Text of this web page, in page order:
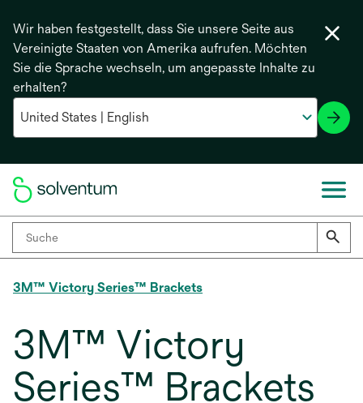
Wir haben festgestellt, dass Sie unsere Seite aus
Vereinigte Staaten von Amerika aufrufen. Möchten
Sie die Sprache wechseln, um angepasste Inhalte zu
erhalten?
3M™ Victory Series™ Brackets
3M™ Victory
Series™ Brackets